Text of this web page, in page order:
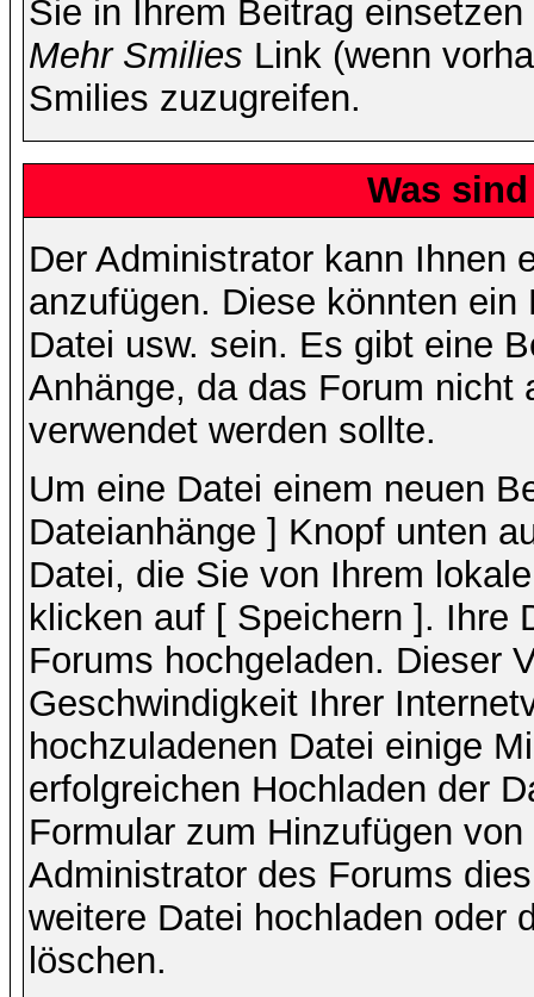
Sie in Ihrem Beitrag
Mehr Smilies Link (wenn
Smilies zuzugreifen.
Was
Der Administrator kann Ihnen
anzufügen. Diese könnten
Datei usw. sein. Es gibt eine
Anhänge, da das Forum nicht
verwendet werden sollte.
Um eine Datei einem neuen
Dateianhänge ] Knopf unten
Datei, die Sie von Ihrem
klicken auf [ Speichern ]. Ihre
Forums hochgeladen. Dieser
Geschwindigkeit Ihrer
hochzuladenen Datei einige
erfolgreichen Hochladen der
Formular zum Hinzufügen
Administrator des Forums
weitere Datei hochladen oder
löschen.